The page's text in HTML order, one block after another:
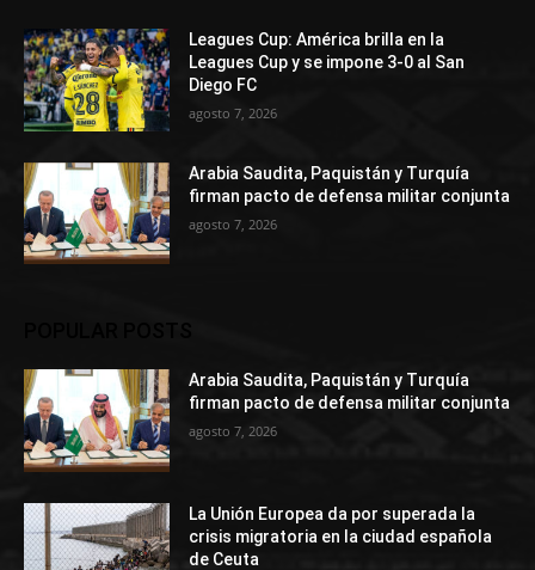
Leagues Cup: América brilla en la
Leagues Cup y se impone 3-0 al San
Diego FC
agosto 7, 2026
Arabia Saudita, Paquistán y Turquía
firman pacto de defensa militar conjunta
agosto 7, 2026
Arabia Saudita, Paquistán y Turquía
firman pacto de defensa militar conjunta
agosto 7, 2026
La Unión Europea da por superada la
crisis migratoria en la ciudad española
de Ceuta